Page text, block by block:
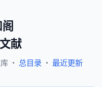
献
· 总目录 · 最近更新